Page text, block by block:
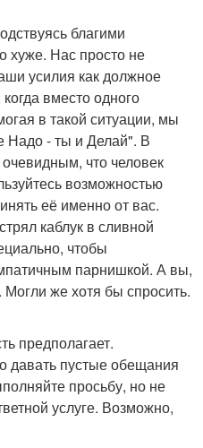
благими
хуже. Нас просто не
усилия как должное
вместо одного
в такой ситуации, мы
Надо - ты и Делай". В
что человек
возможностью
её именно от вас.
каблук в сливной
чтобы
парнишкой. А вы,
Могли же хотя бы спросить.
предполагает.
давать пустые обещания
просьбу, но не
услуге. Возможно,